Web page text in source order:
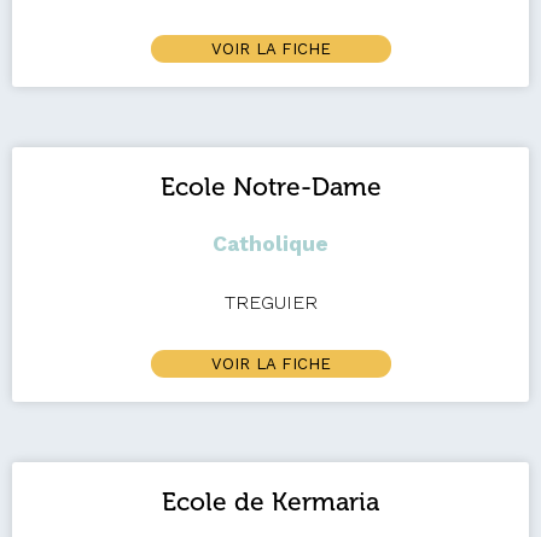
VOIR LA FICHE
Ecole Notre-Dame
Catholique
TREGUIER
VOIR LA FICHE
Ecole de Kermaria